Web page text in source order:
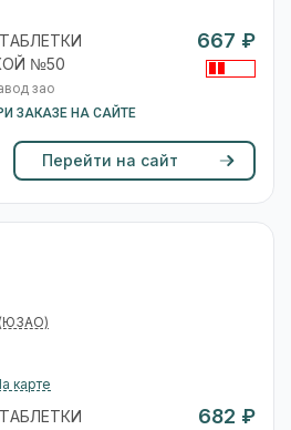
№50
зао
ЗАКАЗЕ НА САЙТЕ
667 ₽
Перейти на сайт
(ЮЗАО)
карте
682 ₽